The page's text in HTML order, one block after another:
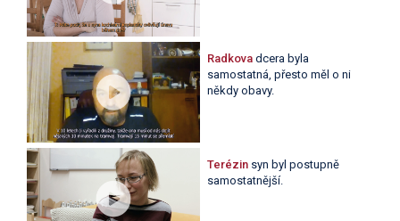
Radkova dcera byla
samostatná, přesto měl o ni
někdy obavy.
Terézin syn byl postupně
samostatnější.